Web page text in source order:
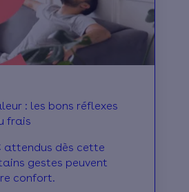
: les bons réflexes
frais
attendus dès cette
gestes peuvent
confort.